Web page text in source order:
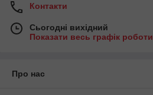
Контакти
Сьогодні вихідний
Показати весь графік роботи
Про нас